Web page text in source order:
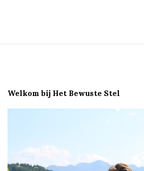
Welkom bij Het Bewuste Stel